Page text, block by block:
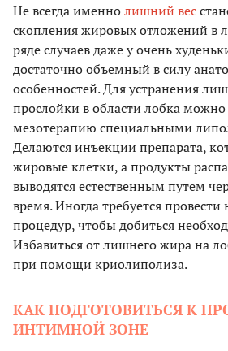
Не всегда именнолишний вес
скопления жировых отложений в
ряде случаев даже у очень
достаточно объемный в силу
особенностей. Для устранения
прослойки в области лобка можно
мезотерапию специальными
Делаются инъекции препарата,
жировые клетки, а продукты
выводятся естественным путем
время. Иногда требуется провести
процедур, чтобы добиться
Избавиться от лишнего жира на
при помощи криолиполиза.
КАК ПОДГОТОВИТЬСЯ К
ИНТИМНОЙ ЗОНЕ